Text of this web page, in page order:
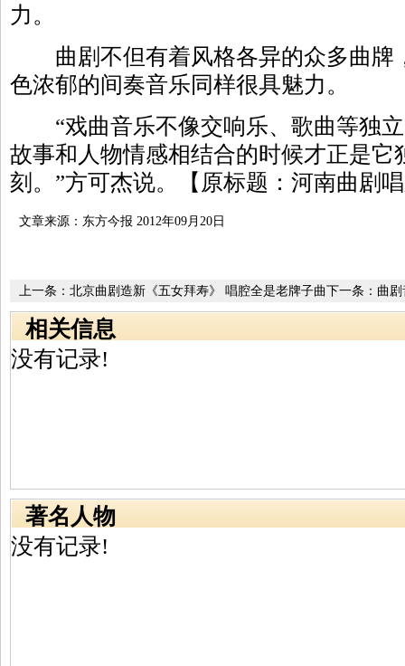
力。
曲剧不但有着风格各异的众多曲牌
色浓郁的间奏音乐同样很具魅力。
“戏曲音乐不像交响乐、歌曲等独立
故事和人物情感相结合的时候才正是它
刻。”方可杰说。【原标题：河南曲剧
文章来源：东方今报 2012年09月20日
下一条： 曲
上一条： 北京曲剧造新《五女拜寿》 唱腔全是老牌子曲
相关信息
没有记录!
著名人物
没有记录!